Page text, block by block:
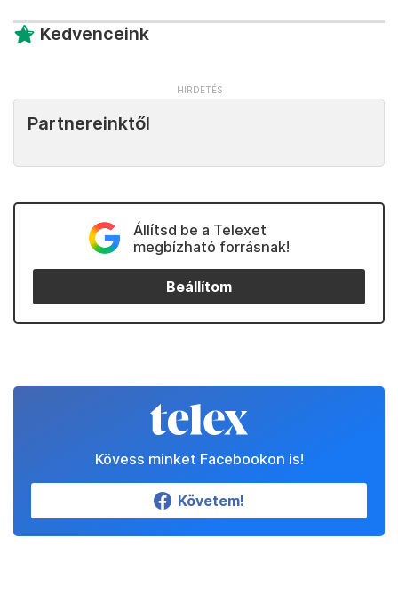
Kedvenceink
Partnereinktől
Állítsd be a Telexet
megbízható forrásnak!
Beállítom
Kövess minket Facebookon is!
Követem!